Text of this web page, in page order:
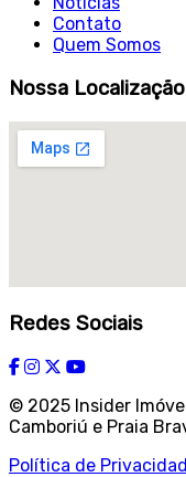
Contato
Quem Somos
Nossa Localização
Redes Sociais
© 2025 Insider
Camboriú e Praia
Política de